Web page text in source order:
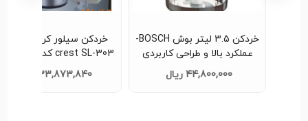
خردکن 3.5 لیتر بوش BOSCH-
عملکرد بالا و طراحی کاربردی
44,800,000 ریال
عمده
33,873,840 ریال